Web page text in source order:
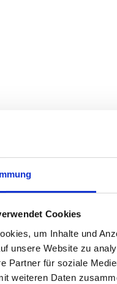
Cookies
um Inhalte und
unsere Website zu
Partner für soziale
weiteren Daten